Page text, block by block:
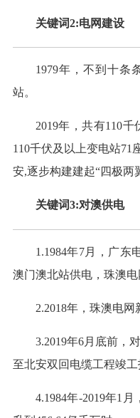
关键词2:电网建设
1979年，不到十条
站。
2019年，共有110千
110千伏及以上变电站71
安,逐步构建建起“四极两
关键词3:对澳供电
1.1984年7月，广东
澳门澳北站供电，珠澳电
2.2018年，珠澳电网
3.2019年6月底前，
至北安双回电缆工程竣工
4.1984年-2019年1